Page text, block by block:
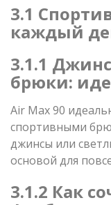
3.1
каждый
3.1.1
брюки:
Air Max 90
спортивными
джинсы или
основой для
3.1.2 Как